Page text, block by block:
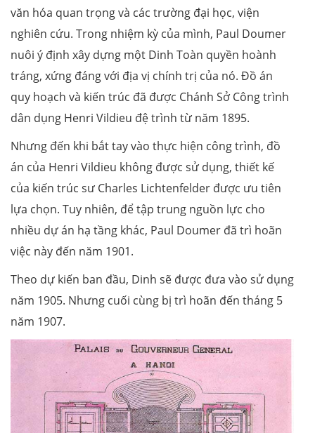
văn hóa quan trọng và các trường đại học, viện
nghiên cứu. Trong nhiệm kỳ của mình, Paul Doumer
nuôi ý định xây dựng một Dinh Toàn quyền hoành
tráng, xứng đáng với địa vị chính trị của nó. Đồ án
quy hoạch và kiến trúc đã được Chánh Sở Công trình
dân dụng Henri Vildieu đệ trình từ năm 1895.
Nhưng đến khi bắt tay vào thực hiện công trình, đồ
án của Henri Vildieu không được sử dụng, thiết kế
của kiến trúc sư Charles Lichtenfelder được ưu tiên
lựa chọn. Tuy nhiên, để tập trung nguồn lực cho
nhiều dự án hạ tầng khác, Paul Doumer đã trì hoãn
việc này đến năm 1901.
Theo dự kiến ban đầu, Dinh sẽ được đưa vào sử dụng
năm 1905. Nhưng cuối cùng bị trì hoãn đến tháng 5
năm 1907.